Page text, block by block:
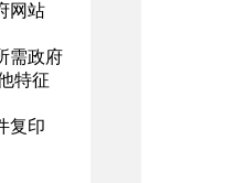
网站
需政府
特征
复印